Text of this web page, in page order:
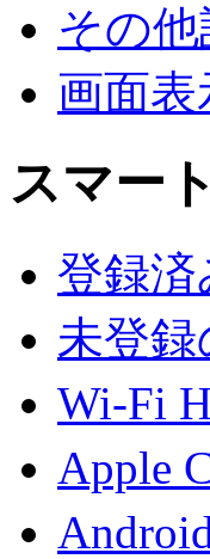
その他
画面
スマー
登録済
未登
Wi-Fi
Apple